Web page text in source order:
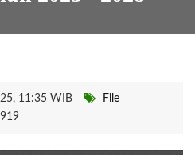
11:35 WIB
File